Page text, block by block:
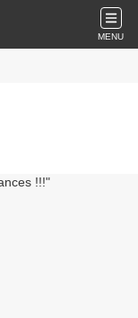
MENU